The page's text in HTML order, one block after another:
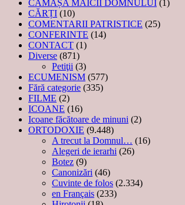
CĂMAȘA MAICII DOMNULUI (1)
CĂRȚI (10)
COMENTARII PATRISTICE (25)
CONFERINTE (14)
CONTACT (1)
Diverse (871)
Petiţii (3)
ECUMENISM (577)
Fără categorie (335)
FILME (2)
ICOANE (16)
Icoane făcătoare de minuni (2)
ORTODOXIE (9.448)
A trecut la Domnul… (16)
Alegeri de ierarhi (26)
Botez (9)
Canonizări (46)
Cuvinte de folos (2.334)
en Français (233)